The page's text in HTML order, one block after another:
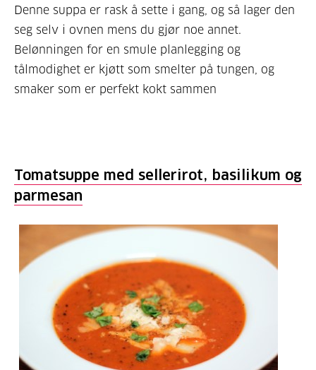
Denne suppa er rask å sette i gang, og så lager den
seg selv i ovnen mens du gjør noe annet.
Belønningen for en smule planlegging og
tålmodighet er kjøtt som smelter på tungen, og
smaker som er perfekt kokt sammen
Tomatsuppe med sellerirot, basilikum og
parmesan